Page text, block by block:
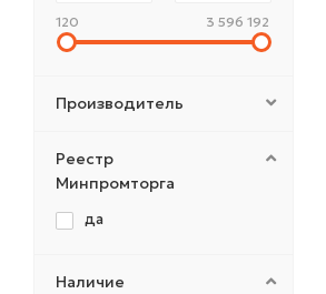
120 3 596 192
Производитель
Реестр
Минпромторга
да
Наличие